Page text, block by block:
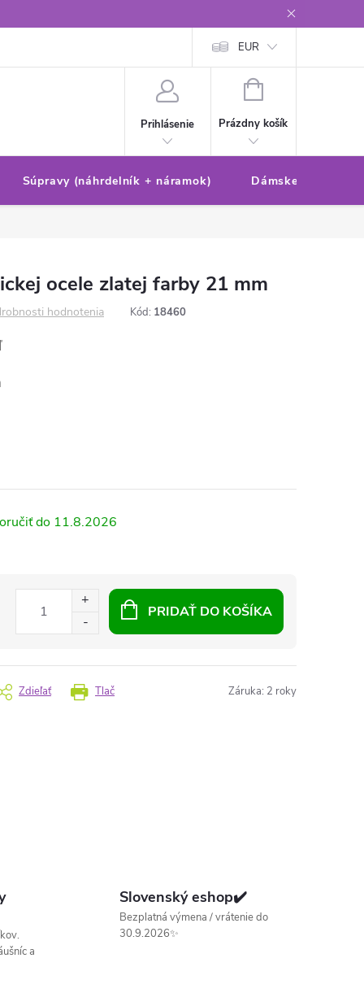
Ochrana osobných údajov
EUR
Prihlásenie
NÁKUPNÝ
Prázdny košík
Súpravy (náhrdelník + náramok) Dámske sety
ocele zlatej farby 21 mm
hodnotenia Kód: 18460
11.8.2026
PRIDAŤ DO KOŠÍKA
Tlač
Zdieľať Záruka: 2 roky
a
Slovenský eshop✔️
Bezplatná výmena / vrátenie do
30.9.2026✨